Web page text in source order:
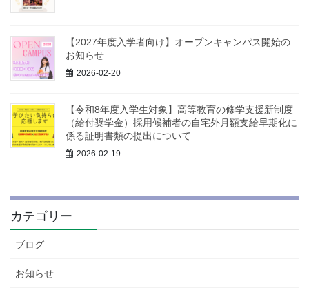
【2027年度入学者向け】オープンキャンパス開始の
お知らせ
2026-02-20
【令和8年度入学生対象】高等教育の修学支援新制度
（給付奨学金）採用候補者の自宅外月額支給早期化に
係る証明書類の提出について
2026-02-19
カテゴリー
ブログ
お知らせ